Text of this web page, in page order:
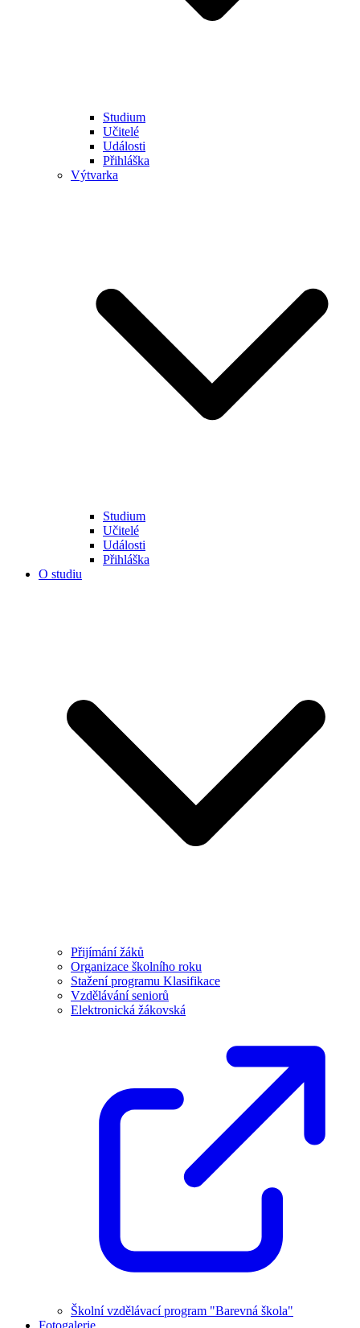
Studium
Učitelé
Události
Přihláška
Výtvarka
Studium
Učitelé
Události
Přihláška
O studiu
Přijímání žáků
Organizace školního roku
Stažení programu Klasifikace
Vzdělávání seniorů
Elektronická žákovská
Školní vzdělávací program "Barevná škola"
Fotogalerie